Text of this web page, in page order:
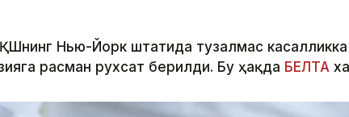
Нью-Йорк штатида тузалмас касалликка
расман рухсат берилди. Бу ҳақда БЕЛТА